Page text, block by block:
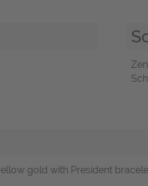
gold with President